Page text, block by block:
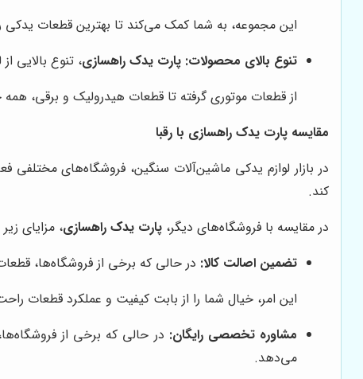
این مجموعه، به شما کمک می‌کند تا بهترین قطعات یدکی
تنوع بالای محصولات: پارت یدک راهسازی، تنوع بالایی
از قطعات موتوری گرفته تا قطعات هیدرولیک و برقی، همه
مقایسه پارت یدک راهسازی با رقبا
در بازار لوازم یدکی ماشین‌آلات سنگین، فروشگاه‌های مختلفی
کند.
در مقایسه با فروشگاه‌های دیگر، پارت یدک راهسازی، مزایای
تضمین اصالت کالا: در حالی که برخی از فروشگاه‌ها،
این امر، خیال شما را از بابت کیفیت و عملکرد قطعات
مشاوره تخصصی رایگان: در حالی که برخی از
می‌دهد.